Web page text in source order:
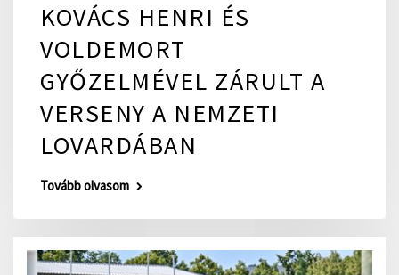
KOVÁCS HENRI ÉS
VOLDEMORT
GYŐZELMÉVEL ZÁRULT A
VERSENY A NEMZETI
LOVARDÁBAN
Tovább olvasom